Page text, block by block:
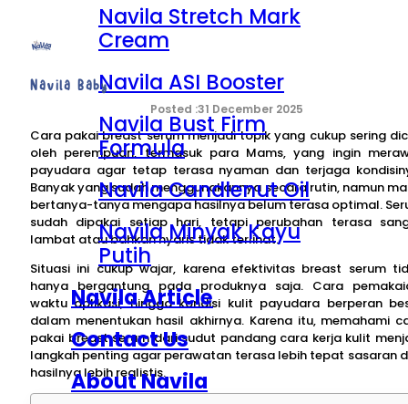
Navila Stretch Mark
Cream
Navila ASI Booster
Navila Bust Firm
Formula
Navila Candlenut Oil
Navila Minyak Kayu
Putih
Navila Article
Contact Us
About Navila
Navila Baby
31 December 2025
Cara pakai breast serum menjadi topik yang cukup sering
oleh perempuan, termasuk para Mams, yang ingin
payudara agar tetap terasa nyaman dan terjaga
Banyak yang sudah menggunakannya secara rutin, namun
bertanya-tanya mengapa hasilnya belum terasa optimal.
sudah dipakai setiap hari, tetapi perubahan terasa
lambat atau bahkan nyaris tidak terlihat.
Situasi ini cukup wajar, karena efektivitas breast serum
hanya bergantung pada produknya saja. Cara
waktu aplikasi, hingga kondisi kulit payudara berperan
dalam menentukan hasil akhirnya. Karena itu, memahami
pakai breast serum dari sudut pandang cara kerja kulit
langkah penting agar perawatan terasa lebih tepat sasaran
hasilnya lebih realistis.